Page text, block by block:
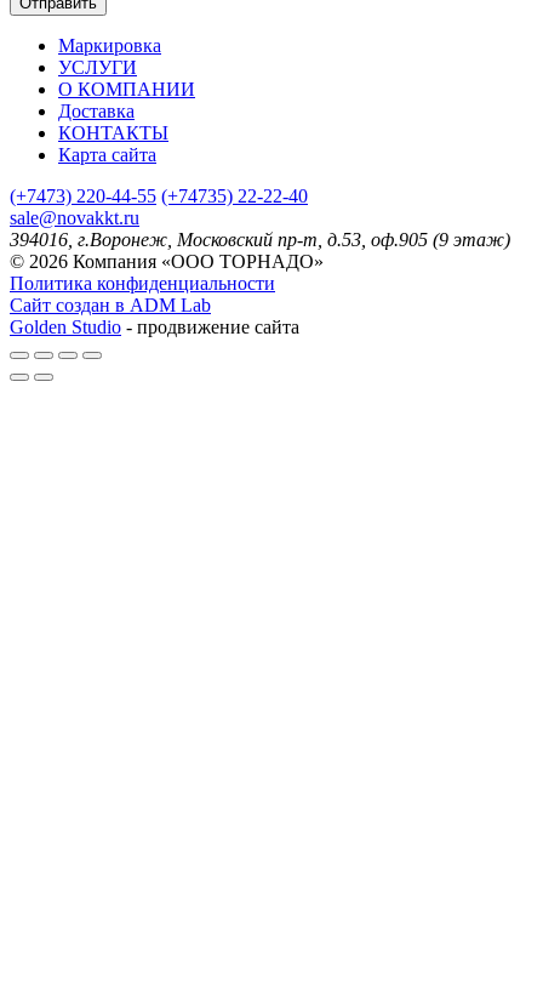
Маркировка
УСЛУГИ
О КОМПАНИИ
Доставка
КОНТАКТЫ
Карта сайта
(+7473) 220-44-55 (+74735) 22-22-40
sale@novakkt.ru
394016, г.Воронеж, Московский пр-т, д.53, оф.905 (9 этаж)
© 2026 Компания «ООО ТОРНАДО»
Политика конфиденциальности
Сайт создан в ADM Lab
Golden Studio - продвижение сайта